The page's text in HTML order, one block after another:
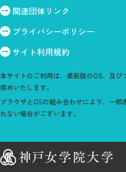
関連団体リンク
プライバシーポリシー
サイト利用規約
本サイトのご利用は、最新版のOS、及
奨めいたします。
ブラウザとOSの組み合わせにより、一
れない場合がございます。